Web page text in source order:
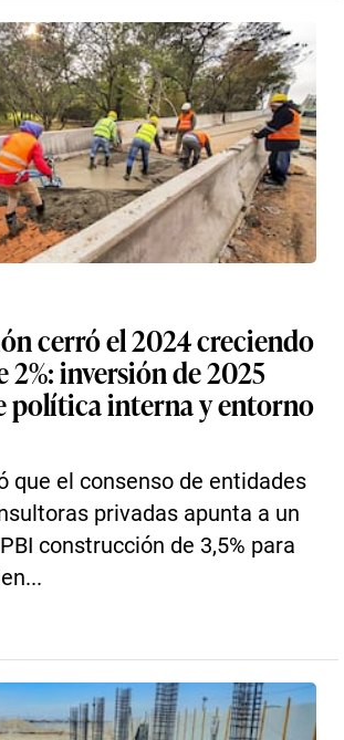
cerró el 2024 creciendo
2%: inversión de 2025
política interna y entorno
que el consenso de entidades
privadas apunta a un
construcción de 3,5% para